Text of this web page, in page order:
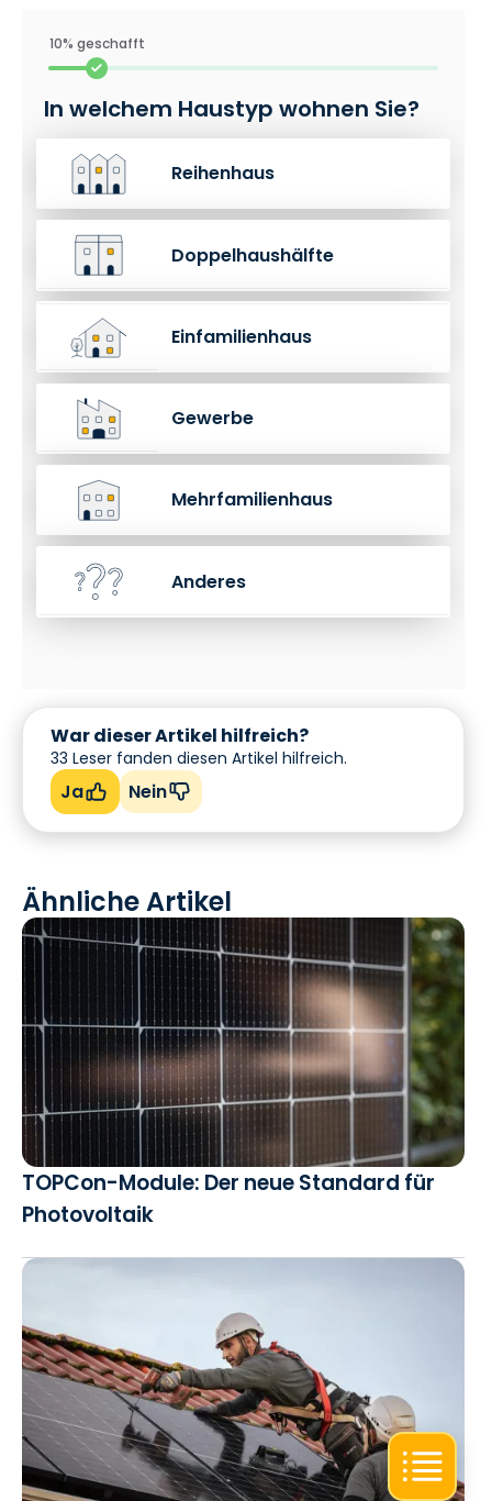
10% geschafft
In welchem Haustyp wohnen Sie?
Reihenhaus
Doppelhaushälfte
Einfamilienhaus
Gewerbe
Mehrfamilienhaus
Anderes
War dieser Artikel hilfreich?
33 Leser fanden diesen Artikel hilfreich.
Ja Nein
Ähnliche Artikel
TOPCon-Module: Der neue Standard für
Photovoltaik